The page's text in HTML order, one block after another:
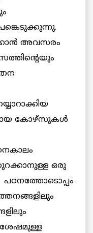
അവസരം
കോഴ്‌സുകള്‍
ഒരു